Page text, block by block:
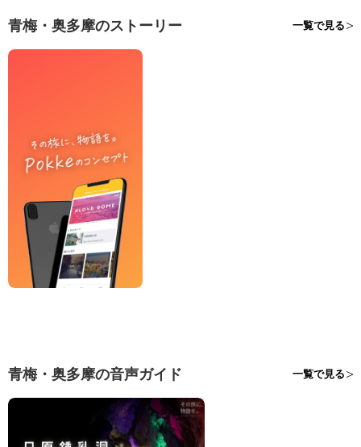
青梅・奥多摩のストーリー 一覧で見る
青梅・奥多摩の音声ガイド 一覧で見る